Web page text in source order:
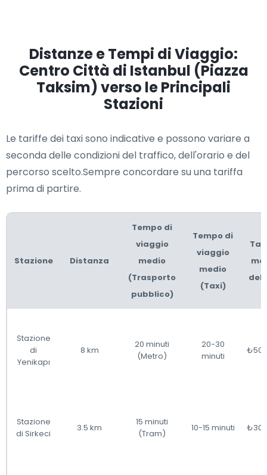
Distanze e Tempi di Viaggio:
Centro Città di Istanbul (Piazza
Taksim) verso le Principali
Stazioni
Le tariffe dei taxi sono indicative e possono variare a
seconda delle condizioni del traffico, dell'orario e del
percorso scelto.Sempre concordare su una tariffa
prima di partire.
Stazione Distanza
Tempo di
viaggio
medio
(Trasporto
pubblico)
Tempo di
viaggio
medio
(Taxi)
del
Stazione
di
Yenikapı
8 km
20 minuti
(Metro)
20-30
minuti
Stazione
di Sirkeci
3.5 km
15 minuti
(Tram)
10-15 minuti